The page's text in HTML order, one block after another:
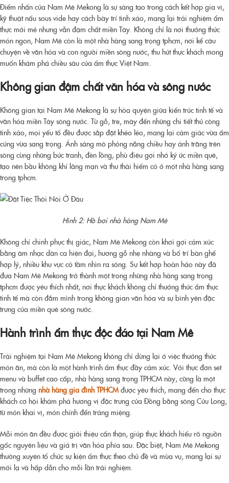
Điểm nhấn của Nam Mê Mekong là sự sáng tạo trong cách kết hợp gia vị,
kỹ thuật nấu sous vide hay cách bày trí tinh xảo, mang lại trải nghiệm ẩm
thực mới mẻ nhưng vẫn đậm chất miền Tây. Không chỉ là nơi thưởng thức
món ngon, Nam Mê còn là mộtnhà hàng sang trọng tphcm, nơi kể câu
chuyện về văn hóa và con người miền sông nước, thu hút thực khách mong
muốn khám phá chiều sâu của ẩm thực Việt Nam.
Không gian đậm chất văn hóa và sông nước
Không gian tại Nam Mê Mekong là sự hòa quyện giữa kiến trúc tinh tế và
văn hóa miền Tây sông nước. Từ gỗ, tre, mây đến những chi tiết thủ công
tinh xảo, mọi yếu tố đều được sắp đặt khéo léo, mang lại cảm giác vừa ấm
cúng vừa sang trọng. Ánh sáng mô phỏng nắng chiều hay ánh trăng trên
sông cùng những bức tranh, đèn lồng, phù điêu gợi nhớ ký ức miền quê,
tạo nên bầu không khí lãng mạn và thư thái hiếm có ở mộtnhà hàng sang
trọng tphcm.
Hình 2: Hồ bơi nhà hàng Nam Mê
Không chỉ chinh phục thị giác, Nam Mê Mekong còn khơi gợi cảm xúc
bằng âm nhạc dân ca hiện đại, hương gỗ nhẹ nhàng và bố trí bàn ghế
hợp lý, nhiều khu vực có tầm nhìn ra sông. Sự kết hợp hoàn hảo này đã
đưa Nam Mê Mekong trở thành một trong những nhà hàng sang trọng
tphcm được yêu thích nhất, nơi thực khách không chỉ thưởng thức ẩm thực
tinh tế mà còn đắm mình trong không gian văn hóa và sự bình yên đặc
trưng của miền quê sông nước.
Hành trình ẩm thực độc đáo tại Nam Mê
Trải nghiệm tại Nam Mê Mekong không chỉ dừng lại ở việc thưởng thức
món ăn, mà còn là một hành trình ẩm thực đầy cảm xúc. Với thực đơn set
menu và buffet cao cấp, nhà hàng sang trọng TPHCM này, cũng là một
trong những nhà hàng gia đình TPHCMđược yêu thích, mang đến cho thực
khách cơ hội khám phá hương vị đặc trưng của Đồng bằng sông Cửu Long,
từ món khai vị, món chính đến tráng miệng.
Mỗi món ăn đều được giới thiệu cẩn thận, giúp thực khách hiểu rõ nguồn
gốc nguyên liệu và giá trị văn hóa phía sau. Đặc biệt, Nam Mê Mekong
thường xuyên tổ chức sự kiện ẩm thực theo chủ đề và mùa vụ, mang lại sự
mới lạ và hấp dẫn cho mỗi lần trải nghiệm.